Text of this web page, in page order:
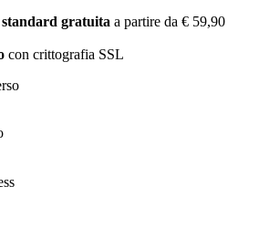
gratuita a partire da € 59,90
con crittografia SSL